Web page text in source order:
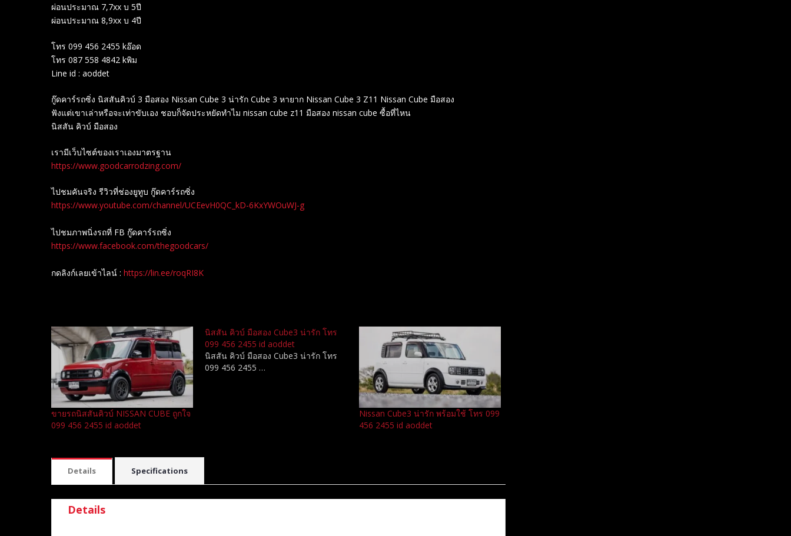
ผ่อนประมาณ 7,7xx บ 5ปี
ผ่อนประมาณ 8,9xx บ 4ปี
โทร 099 456 2455 kอ๊อด
โทร 087 558 4842 kพิม
Line id : aoddet
กู๊ดคาร์รถซิ่ง นิสสันคิวบ์ 3 มือสอง Nissan Cube 3 น่ารัก Cube 3 หายาก Nissan Cube 3 Z11 Nissan Cube มือสอง
ฟังแต่เขาเล่าหรือจะเท่าขับเอง ชอบก็จัดประหยัดทำไม nissan cube z11 มือสอง nissan cube ซื้อที่ไหน
นิสสัน คิวบ์ มือสอง
เรามีเว็บไซต์ของเราเองมาตรฐาน
https://www.goodcarrodzing.com/
ไปชมคันจริง รีวิวที่ช่องยู​ทูบ​ กู๊ดคาร์รถซิ่ง
https://www.youtube.com/channel/UCEevH0QC_kD-6KxYWOuWJ-g
ไปชมภาพนิ่งรถที่ FB กู๊ดคาร์รถซิ่ง
https://www.facebook.com/thegoodcars/
กดลิงก์เลยเข้าไลน์ : https://lin.ee/roqRI8K
ขายรถนิสสันคิวบ์ NISSAN CUBE ถูกใจ
099 456 2455 id aoddet
นิสสัน คิวบ์ มือสอง Cube3 น่ารัก โทร
099 456 2455 id aoddet
นิสสัน คิวบ์ มือสอง Cube3 น่ารัก โทร
099 456 2455 …
Nissan Cube3 น่ารัก พร้อมใช้ โทร 099
456 2455 id aoddet
Details Specifications
Details